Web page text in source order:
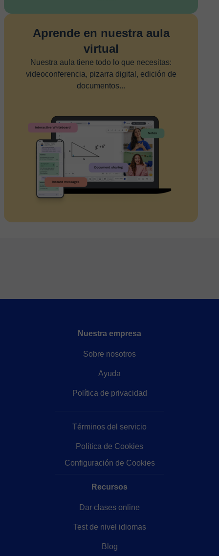
Aprende en nuestra aula
virtual
Nuestra aula tiene todo lo que necesitas:
videoconferencia, pizarra digital, edición de
documentos...
Nuestra empresa
Sobre nosotros
Ayuda
Política de privacidad
Términos del servicio
Política de Cookies
Configuración de Cookies
Recursos
Dar clases online
Test de nivel idiomas
Blog